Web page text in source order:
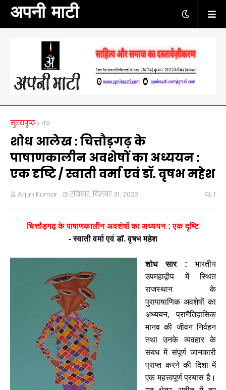
अपनी माटी
मुख्यपृष्ठ 49
शोध आलेख : चित्तौड़गढ़ के
पाषाणकालीन अवशेषों का अध्ययन :
एक दृष्टि / स्वाती वर्मा एवं डॉ. वृषभ महेश
Arjun Kumar रविवार, दिसंबर 31, 2023 1
चित्तौड़गढ़ के पाषाणकालीन अवशेषों का अध्ययन :एक दृष्टि
-स्वाती वर्मा एवं डॉ.वृषभ महेश
शोध सार :
भारतीय
उपमहाद्वीप
में
स्थित
राजस्थान
के
पुरापाषाणिक अवशेषों का
अध्ययन,प्रागैतिहासिक
मानव की जीवन निर्वहन
तथा
उनके व्यवहार
के
संबंध में संपूर्ण जानकारी
प्राप्त करने की दिशा में
एक महत्त्वपूर्ण प्रयास है।